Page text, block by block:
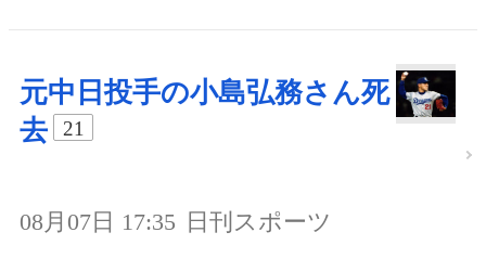
元中日投手の小島弘務さん死
去
21
08月07日 17:35 日刊スポーツ